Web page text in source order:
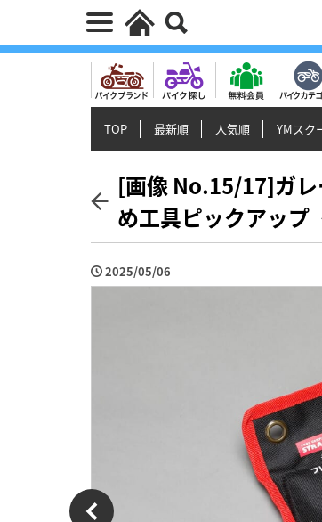
TOP 最新順 人気順 YMスク
[画像 No.15/17]ガレ
め工具ピックアップ
2025/05/06